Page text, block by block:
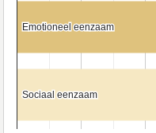
Emotioneel eenzaam
Emotioneel eenzaam
Sociaal eenzaam
Sociaal eenzaam